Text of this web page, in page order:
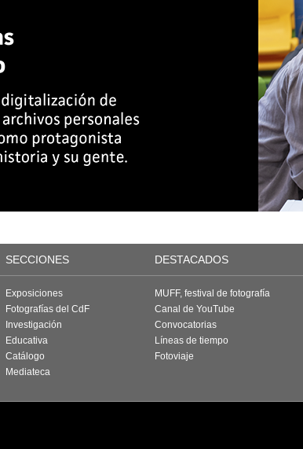
SECCIONES DESTACADOS
Exposiciones
Fotografías del CdF
Investigación
Educativa
Catálogo
Mediateca
MUFF, festival de fotografía
Canal de YouTube
Convocatorias
Líneas de tiempo
Fotoviaje